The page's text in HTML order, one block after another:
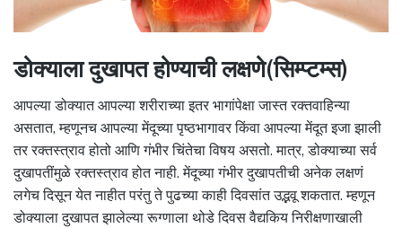
डोक्याला दुखापत होण्याची लक्षणे(सिम्प्टम्स)
आपल्या डोक्यात आपल्या शरीराच्या इतर भागांपेक्षा जास्त रक्तवाहिन्या
असतात, म्हणूनच आपल्या मेंदूच्या पृष्ठभागावर किंवा आपल्या मेंदूत इजा झाली
तर रक्तस्त्राव होतो आणि गंभीर चिंतेचा विषय असतो. मात्र, डोक्याच्या सर्व
दुखापतींमुळे रक्तस्त्राव होत नाही. मेंदूच्या गंभीर दुखापतीची अनेक लक्षणं
लगेच दिसून येत नाहीत परंतु ते पुढच्या काही दिवसांत उद्भवू शकतात. म्हणून
डोक्याला दुखापत झालेल्या रूग्णाला थोडे दिवस वैद्यकिय निरीक्षणाखाली